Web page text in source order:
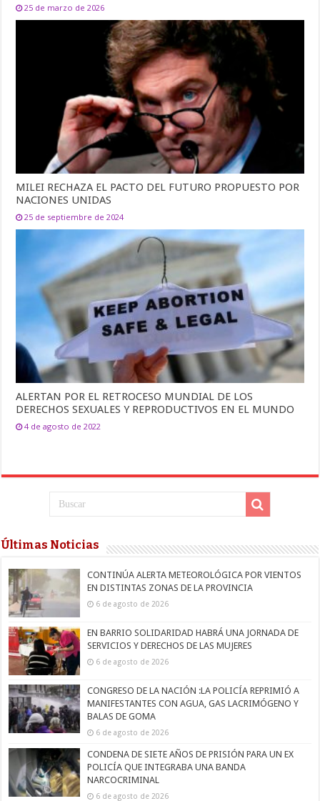
25 de marzo de 2026
MILEI RECHAZA EL PACTO DEL FUTURO PROPUESTO POR
NACIONES UNIDAS
25 de septiembre de 2024
ALERTAN POR EL RETROCESO MUNDIAL DE LOS
DERECHOS SEXUALES Y REPRODUCTIVOS EN EL MUNDO
4 de agosto de 2022
Últimas Noticias
CONTINÚA ALERTA METEOROLÓGICA POR VIENTOS
EN DISTINTAS ZONAS DE LA PROVINCIA
6 de agosto de 2026
EN BARRIO SOLIDARIDAD HABRÁ UNA JORNADA DE
SERVICIOS Y DERECHOS DE LAS MUJERES
6 de agosto de 2026
CONGRESO DE LA NACIÓN :LA POLICÍA REPRIMIÓ A
MANIFESTANTES CON AGUA, GAS LACRIMÓGENO Y
BALAS DE GOMA
6 de agosto de 2026
CONDENA DE SIETE AÑOS DE PRISIÓN PARA UN EX
POLICÍA QUE INTEGRABA UNA BANDA
NARCOCRIMINAL
6 de agosto de 2026